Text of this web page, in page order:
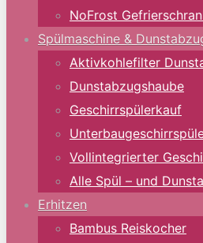
NoFrost
Spülmaschine &
Aktivkohlefilter
Dunstabzugshaube
Geschirrspülerkauf
Vollintegrierter
Alle Spül – und
Erhitzen
Bambus Reiskocher